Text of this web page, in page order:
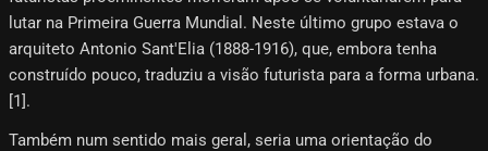
lutar na Primeira Guerra Mundial. Neste último grupo estava o
arquiteto Antonio Sant'Elia (1888-1916), que, embora tenha
construído pouco, traduziu a visão futurista para a forma urbana.
[1]​.
Também num sentido mais geral, seria uma orientação do